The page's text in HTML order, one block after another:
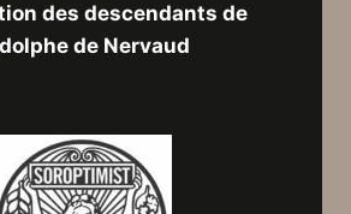
des descendants de
de Nervaud